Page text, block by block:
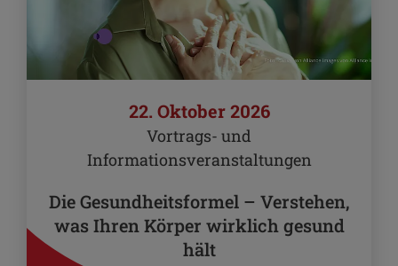
22. Oktober 2026
Vortrags- und
Informationsveranstaltungen
Die Gesundheitsformel – Verstehen,
was Ihren Körper wirklich gesund
hält